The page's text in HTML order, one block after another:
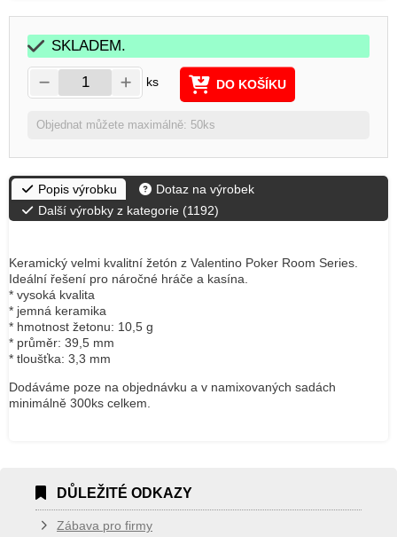
SKLADEM.
ks DO KOŠÍKU
Objednat můžete maximálně: 50ks
Popis výrobku
Dotaz na výrobek
Další výrobky z kategorie (1192)
Keramický velmi kvalitní žetón z Valentino Poker Room Series.
Ideální řešení pro náročné hráče a kasína.
* vysoká kvalita
* jemná keramika
* hmotnost žetonu: 10,5 g
* průměr: 39,5 mm
* tloušťka: 3,3 mm
Dodáváme poze na objednávku a v namixovaných sadách
minimálně 300ks celkem.
DŮLEŽITÉ ODKAZY
Zábava pro firmy